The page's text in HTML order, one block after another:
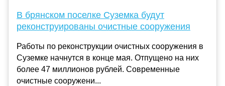
В брянском поселке Суземка будут
реконструированы очистные сооружения
Работы по реконструкции очистных сооружения в
Суземке начнутся в конце мая. Отпущено на них
более 47 миллионов рублей. Современные
очистные сооружени...